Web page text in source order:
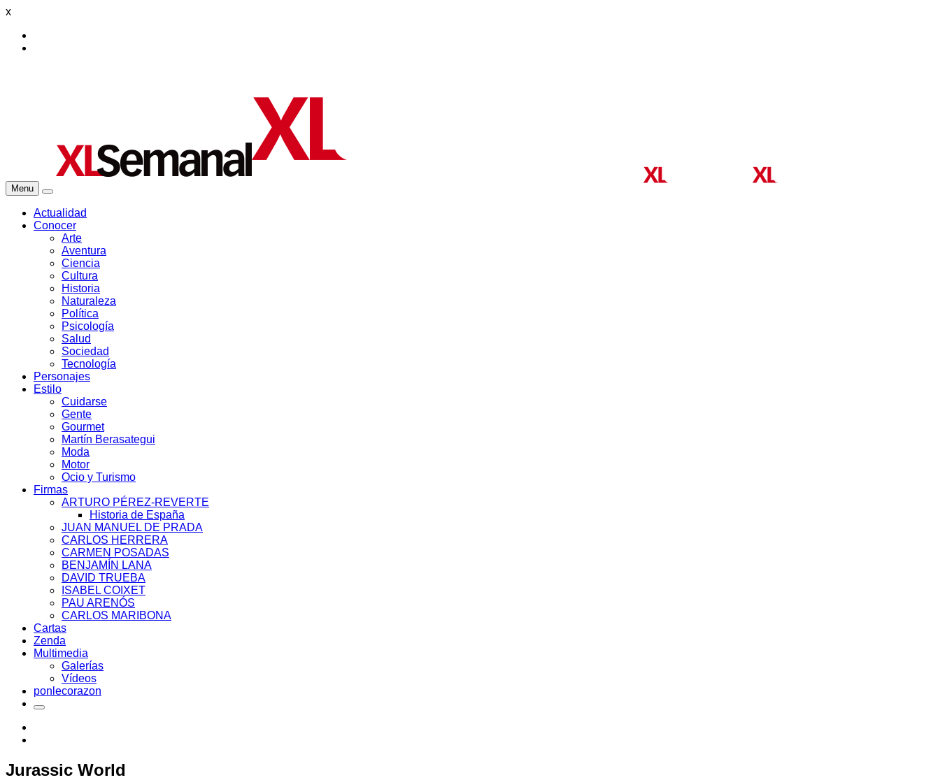
x
Menu
Actualidad
Conocer
Arte
Aventura
Ciencia
Cultura
Historia
Naturaleza
Política
Psicología
Salud
Sociedad
Tecnología
Personajes
Estilo
Cuidarse
Gente
Gourmet
Martín Berasategui
Moda
Motor
Ocio y Turismo
Firmas
ARTURO PÉREZ-REVERTE
Historia de España
JUAN MANUEL DE PRADA
CARLOS HERRERA
CARMEN POSADAS
BENJAMÍN LANA
DAVID TRUEBA
ISABEL COIXET
PAU ARENÓS
CARLOS MARIBONA
Cartas
Zenda
Multimedia
Galerías
Vídeos
ponlecorazon
Jurassic World